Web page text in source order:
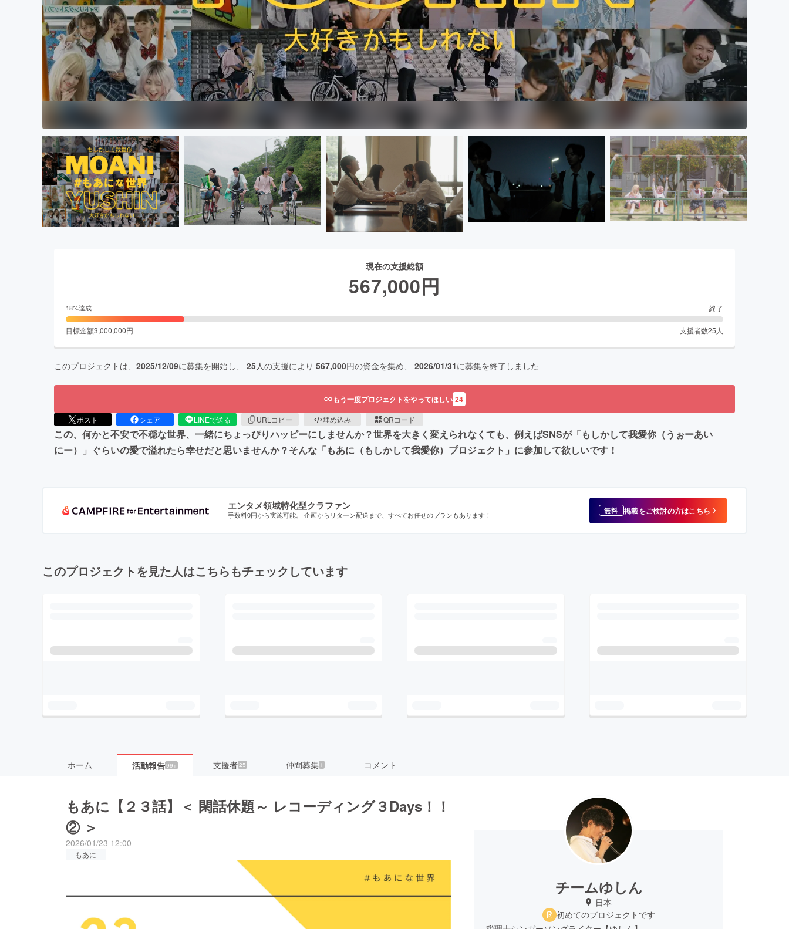
現在の支援総額
567,000円
18%達成 終了
目標金額3,000,000円 支援者数25 人
このプロジェクトは、 2025/12/09に募集を開始し、 25人の支援により 567,000円の資金を集め、 2026/01/31に募集を終了しました
もう一度プロジェクトをやってほしい 24
ポスト シェア LINEで送る URLコピー 埋め込み QRコード
この、何かと不安で不穏な世界、一緒にちょっぴりハッピーにしませんか？世界を大きく変えられなくても、例えばSNSが「もしかして我愛你（うぉーあい
にー）」ぐらいの愛で溢れたら幸せだと思いませんか？そんな「もあに（もしかして我愛你）プロジェクト」に参加して欲しいです！
エンタメ領域特化型クラファン
手数料0円から実施可能。 企画からリターン配送まで、すべてお任せのプランもあります！ 無料 掲載をご検討の方はこちら
このプロジェクトを見た人はこちらもチェックしています
ホーム 活動報告99+ 支援者25 仲間募集 1 コメント
もあに【２３話】＜ 閑話休題～ レコーディング３Days！！
② ＞
2026/01/23 12:00
もあに
チームゆしん
日本
初めてのプロジェクトです